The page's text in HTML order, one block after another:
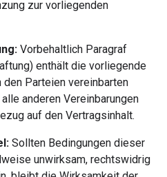
zur vorliegenden
Vorbehaltlich Paragraf
enthält die vorliegende
Parteien vereinbarten
anderen Vereinbarungen
auf den Vertragsinhalt.
Sollten Bedingungen dieser
unwirksam, rechtswidrig